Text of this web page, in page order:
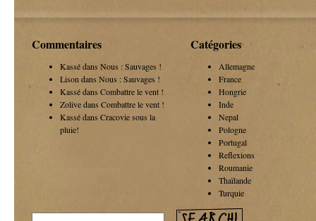
Commentaires
Kassé dans Nous : Sauvages !
Lison dans Nous : Sauvages !
Kassé dans Combattre le vent !
Zolive dans Combattre le vent !
Kassé dans Cracovie sous la
pluie!
Catégories
Allemagne
France
Hongrie
Inde
Nepal
Pologne
Portugal
Reflexions
Roumanie
Thaïlande
Turquie